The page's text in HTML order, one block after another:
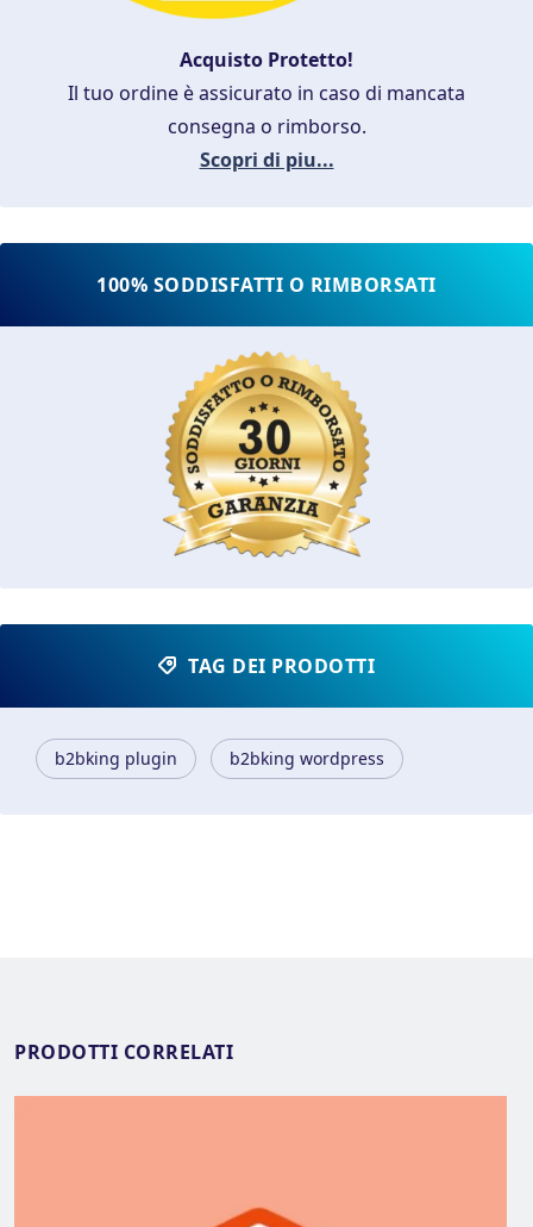
Acquisto Protetto!
Il tuo ordine è assicurato in caso di mancata
consegna o rimborso.
Scopri di piu...
100% SODDISFATTI O RIMBORSATI
TAG DEI PRODOTTI
b2bking plugin b2bking wordpress
PRODOTTI CORRELATI